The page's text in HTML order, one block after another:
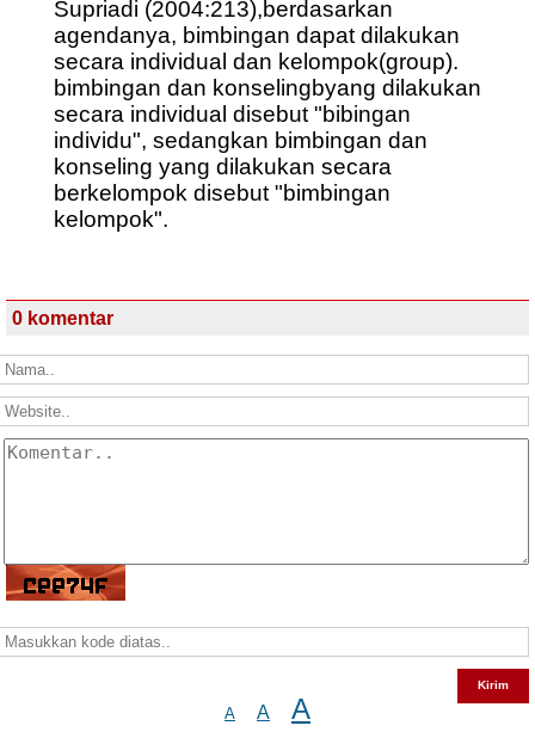
Supriadi (2004:213),berdasarkan
agendanya, bimbingan dapat dilakukan
secara individual dan kelompok(group).
bimbingan dan konselingbyang dilakukan
secara individual disebut "bibingan
individu", sedangkan bimbingan dan
konseling yang dilakukan secara
berkelompok disebut "bimbingan
kelompok".
0 komentar
A A A